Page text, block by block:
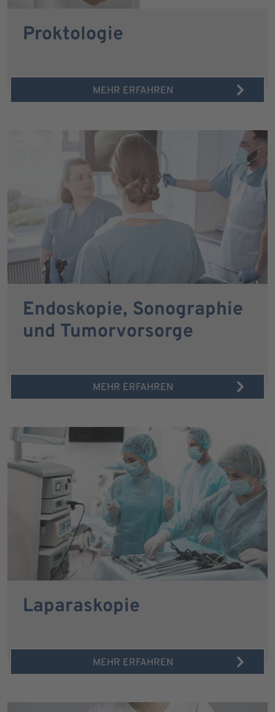
Proktologie
MEHR ERFAHREN
Endoskopie, Sonographie
und Tumorvorsorge
MEHR ERFAHREN
Laparaskopie
MEHR ERFAHREN